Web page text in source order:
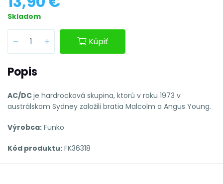
Skladom
Kúpiť
Popis
AC/DCje hardrocková skupina, ktorú v roku 1973 v
austrálskom Sydney založili bratia Malcolm a Angus Young.
Výrobca: Funko
Kód produktu: FK36318